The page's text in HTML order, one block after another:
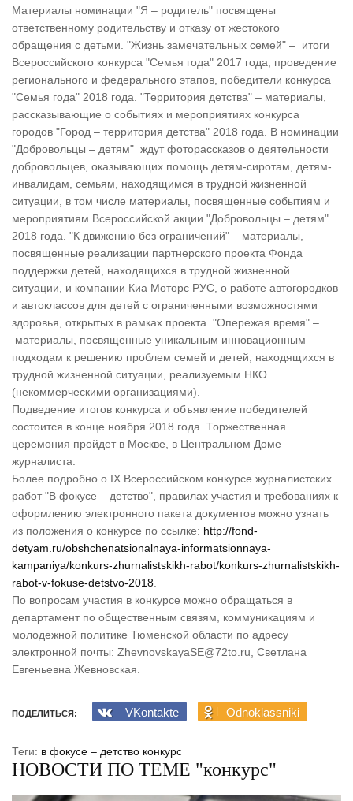
Материалы номинации "Я – родитель" посвящены
ответственному родительству и отказу от жестокого
обращения с детьми. "Жизнь замечательных семей" – итоги
Всероссийского конкурса "Семья года" 2017 года, проведение
регионального и федерального этапов, победители конкурса
"Семья года" 2018 года. "Территория детства" – материалы,
рассказывающие о событиях и мероприятиях конкурса
городов "Город – территория детства" 2018 года. В номинации
"Добровольцы – детям" ждут фоторассказов о деятельности
добровольцев, оказывающих помощь детям-сиротам, детям-
инвалидам, семьям, находящимся в трудной жизненной
ситуации, в том числе материалы, посвященные событиям и
мероприятиям Всероссийской акции "Добровольцы – детям"
2018 года. "К движению без ограничений" – материалы,
посвященные реализации партнерского проекта Фонда
поддержки детей, находящихся в трудной жизненной
ситуации, и компании Киа Моторс РУС, о работе автогородков
и автоклассов для детей с ограниченными возможностями
здоровья, открытых в рамках проекта. "Опережая время" –
материалы, посвященные уникальным инновационным
подходам к решению проблем семей и детей, находящихся в
трудной жизненной ситуации, реализуемым НКО
(некоммерческими организациями).
Подведение итогов конкурса и объявление победителей
состоится в конце ноября 2018 года. Торжественная
церемония пройдет в Москве, в Центральном Доме
журналиста.
Более подробно о IX Всероссийском конкурсе журналистских
работ "В фокусе – детство", правилах участия и требованиях к
оформлению электронного пакета документов можно узнать
из положения о конкурсе по ссылке: http://fond-
detyam.ru/obshchenatsionalnaya-informatsionnaya-
kampaniya/konkurs-zhurnalistskikh-rabot/konkurs-zhurnalistskikh-
rabot-v-fokuse-detstvo-2018
По вопросам участия в конкурсе можно обращаться в
департамент по общественным связям, коммуникациям и
молодежной политике Тюменской области по адресу
электронной почты: ZhevnovskayaSE@72to.ru, Светлана
Евгеньевна Жевновская.
ПОДЕЛИТЬСЯ: VKontakte Odnoklassniki
Теги: в фокусе – детство конкурс
НОВОСТИ ПО ТЕМЕ "конкурс"